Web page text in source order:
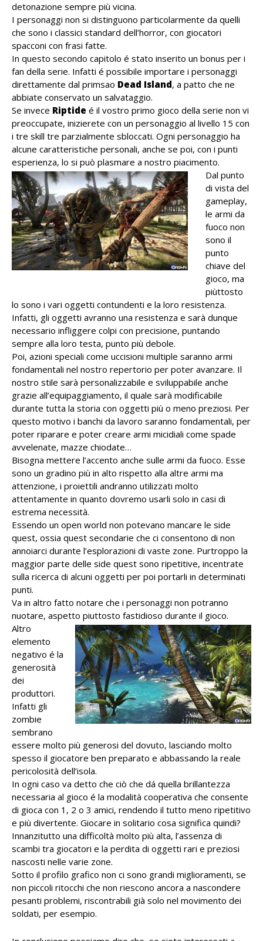
detonazione sempre più vicina.
I personaggi non si distinguono particolarmente da quelli
che sono i classici standard dell’horror, con giocatori
spacconi con frasi fatte.
In questo secondo capitolo é stato inserito un bonus per i
fan della serie. Infatti é possibile importare i personaggi
direttamente dal primsao Dead Island, a patto che ne
abbiate conservato un salvataggio.
Se invece Riptide é il vostro primo gioco della serie non vi
preoccupate, inizierete con un personaggio al livello 15 con
i tre skill tre parzialmente sbloccati. Ogni personaggio ha
alcune caratteristiche personali, anche se poi, con i punti
esperienza, lo si può plasmare a nostro piacimento.
Dal punto
di vista del
gameplay,
le armi da
fuoco non
sono il
punto
chiave del
gioco, ma
piùttosto
lo sono i vari oggetti contundenti e la loro resistenza.
Infatti, gli oggetti avranno una resistenza e sarà dunque
necessario infliggere colpi con precisione, puntando
sempre alla loro testa, punto più debole.
Poi, azioni speciali come uccisioni multiple saranno armi
fondamentali nel nostro repertorio per poter avanzare. Il
nostro stile sarà personalizzabile e sviluppabile anche
grazie all’equipaggiamento, il quale sarà modificabile
durante tutta la storia con oggetti più o meno preziosi. Per
questo motivo i banchi da lavoro saranno fondamentali, per
poter riparare e poter creare armi micidiali come spade
avvelenate, mazze chiodate…
Bisogna mettere l’accento anche sulle armi da fuoco. Esse
sono un gradino più in alto rispetto alla altre armi ma
attenzione, i proiettili andranno utilizzati molto
attentamente in quanto dovremo usarli solo in casi di
estrema necessità.
Essendo un open world non potevano mancare le side
quest, ossia quest secondarie che ci consentono di non
annoiarci durante l’esplorazioni di vaste zone. Purtroppo la
maggior parte delle side quest sono ripetitive, incentrate
sulla ricerca di alcuni oggetti per poi portarli in determinati
punti.
Va in altro fatto notare che i personaggi non potranno
nuotare, aspetto piuttosto fastidioso durante il gioco.
Altro
elemento
negativo é la
generosità
dei
produttori.
Infatti gli
zombie
sembrano
essere molto più generosi del dovuto, lasciando molto
spesso il giocatore ben preparato e abbassando la reale
pericolosità dell’isola.
In ogni caso va detto che ciò che dá quella brillantezza
necessaria al gioco é la modalità cooperativa che consente
di gioca con 1, 2 o 3 amici, rendendo il tutto meno ripetitivo
e più divertente. Giocare in solitario cosa significa quindi?
Innanzitutto una difficoltà molto più alta, l’assenza di
scambi tra giocatori e la perdita di oggetti rari e preziosi
nascosti nelle varie zone.
Sotto il profilo grafico non ci sono grandi miglioramenti, se
non piccoli ritocchi che non riescono ancora a nascondere
pesanti problemi, riscontrabili già solo nel movimento dei
soldati, per esempio.